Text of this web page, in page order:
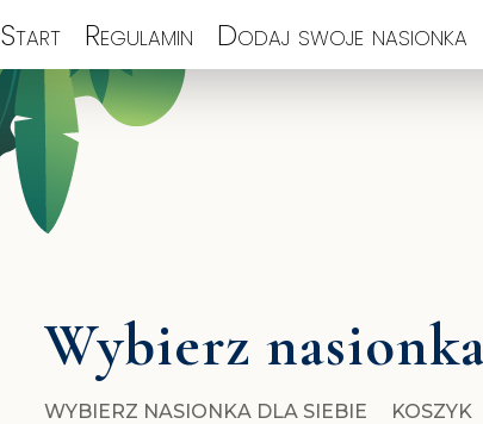
Start Regulamin Dodaj swoje nasionka
Wybierz
WYBIERZ NASIONKA DLA SIEBIE KOSZYK